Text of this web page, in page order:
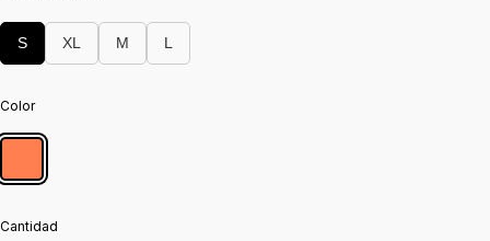
S XL M L
Color
Cantidad